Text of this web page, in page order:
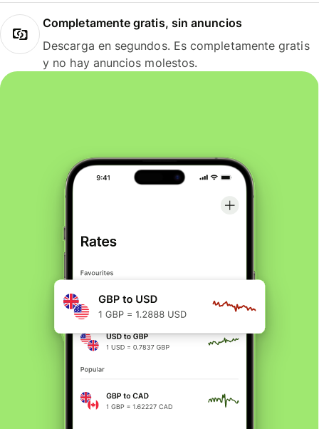
Completamente gratis, sin anuncios
Descarga en segundos. Es completamente gratis
y no hay anuncios molestos.